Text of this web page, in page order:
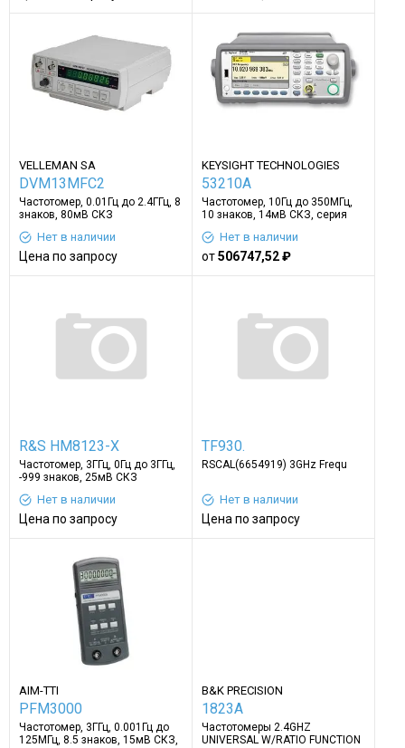
VELLEMAN SA
DVM13MFC2
Частотомер, 0.01Гц до 2.4ГГц, 8
знаков, 80мВ СКЗ
Нет в наличии
Цена по запросу
KEYSIGHT TECHNOLOGIES
53210A
Частотомер, 10Гц до 350МГц,
10 знаков, 14мВ СКЗ, серия
Нет в наличии
от506747,52 ₽
R&S HM8123-X
Частотомер, 3ГГц, 0Гц до 3ГГц,
-999 знаков, 25мВ СКЗ
Нет в наличии
Цена по запросу
TF930.
RSCAL(6654919) 3GHz Frequ
Нет в наличии
Цена по запросу
AIM-TTI
PFM3000
Частотомер, 3ГГц, 0.001Гц до
125МГц, 8.5 знаков, 15мВ СКЗ,
B&K PRECISION
1823A
Частотомеры 2.4GHZ
UNIVERSAL W/RATIO FUNCTION